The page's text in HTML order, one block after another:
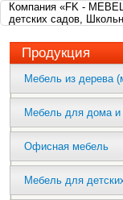
Компания «FK -
детских садов,
Продукция
Мебель из дерева
Мебель для дома и
Офисная мебель
Мебель для